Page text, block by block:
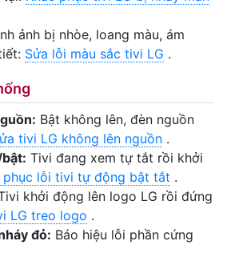
ảnh bị nhòe, loang màu, ám
Sửa lỗi màu sắc tivi LG .
Bật không lên, đèn nguồn
tivi LG không lên nguồn .
Tivi đang xem tự tắt rồi khởi
phục lỗi tivi tự động bật tắt .
khởi động lên logo LG rồi đứng
LG treo logo .
đỏ: Báo hiệu lỗi phần cứng